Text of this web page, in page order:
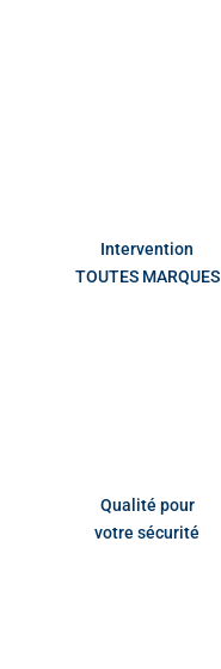
Intervention
TOUTES MARQUES
Qualité pour
votre sécurité